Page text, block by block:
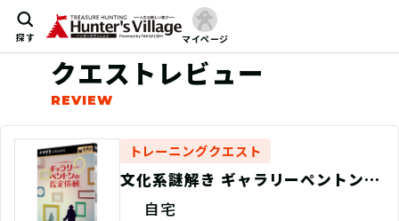
探す マイページ
クエストレビュー
トレーニングクエスト
文化系謎解き ギャラリーペントンの
鑑定依頼（制作：ClaGla）
自宅